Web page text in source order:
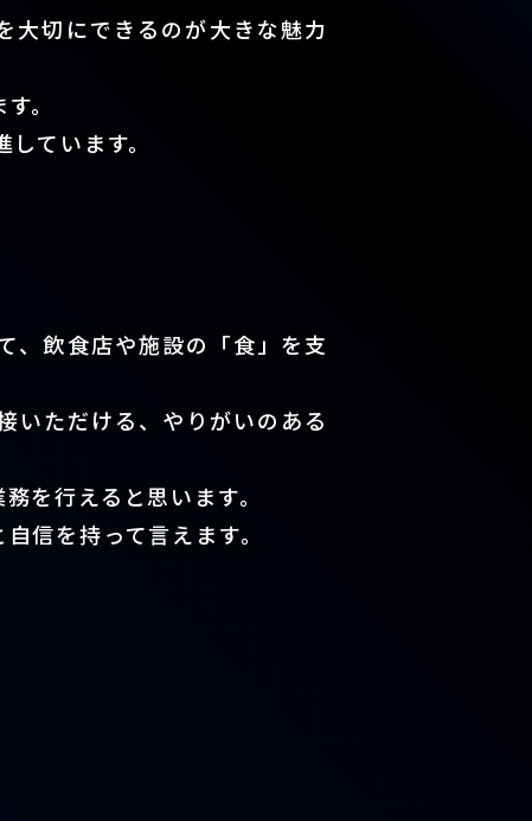
大切にできるのが大きな魅力
。
ています。
、飲食店や施設の「食」を支
いただける、やりがいのある
を行えると思います。
信を持って言えます。